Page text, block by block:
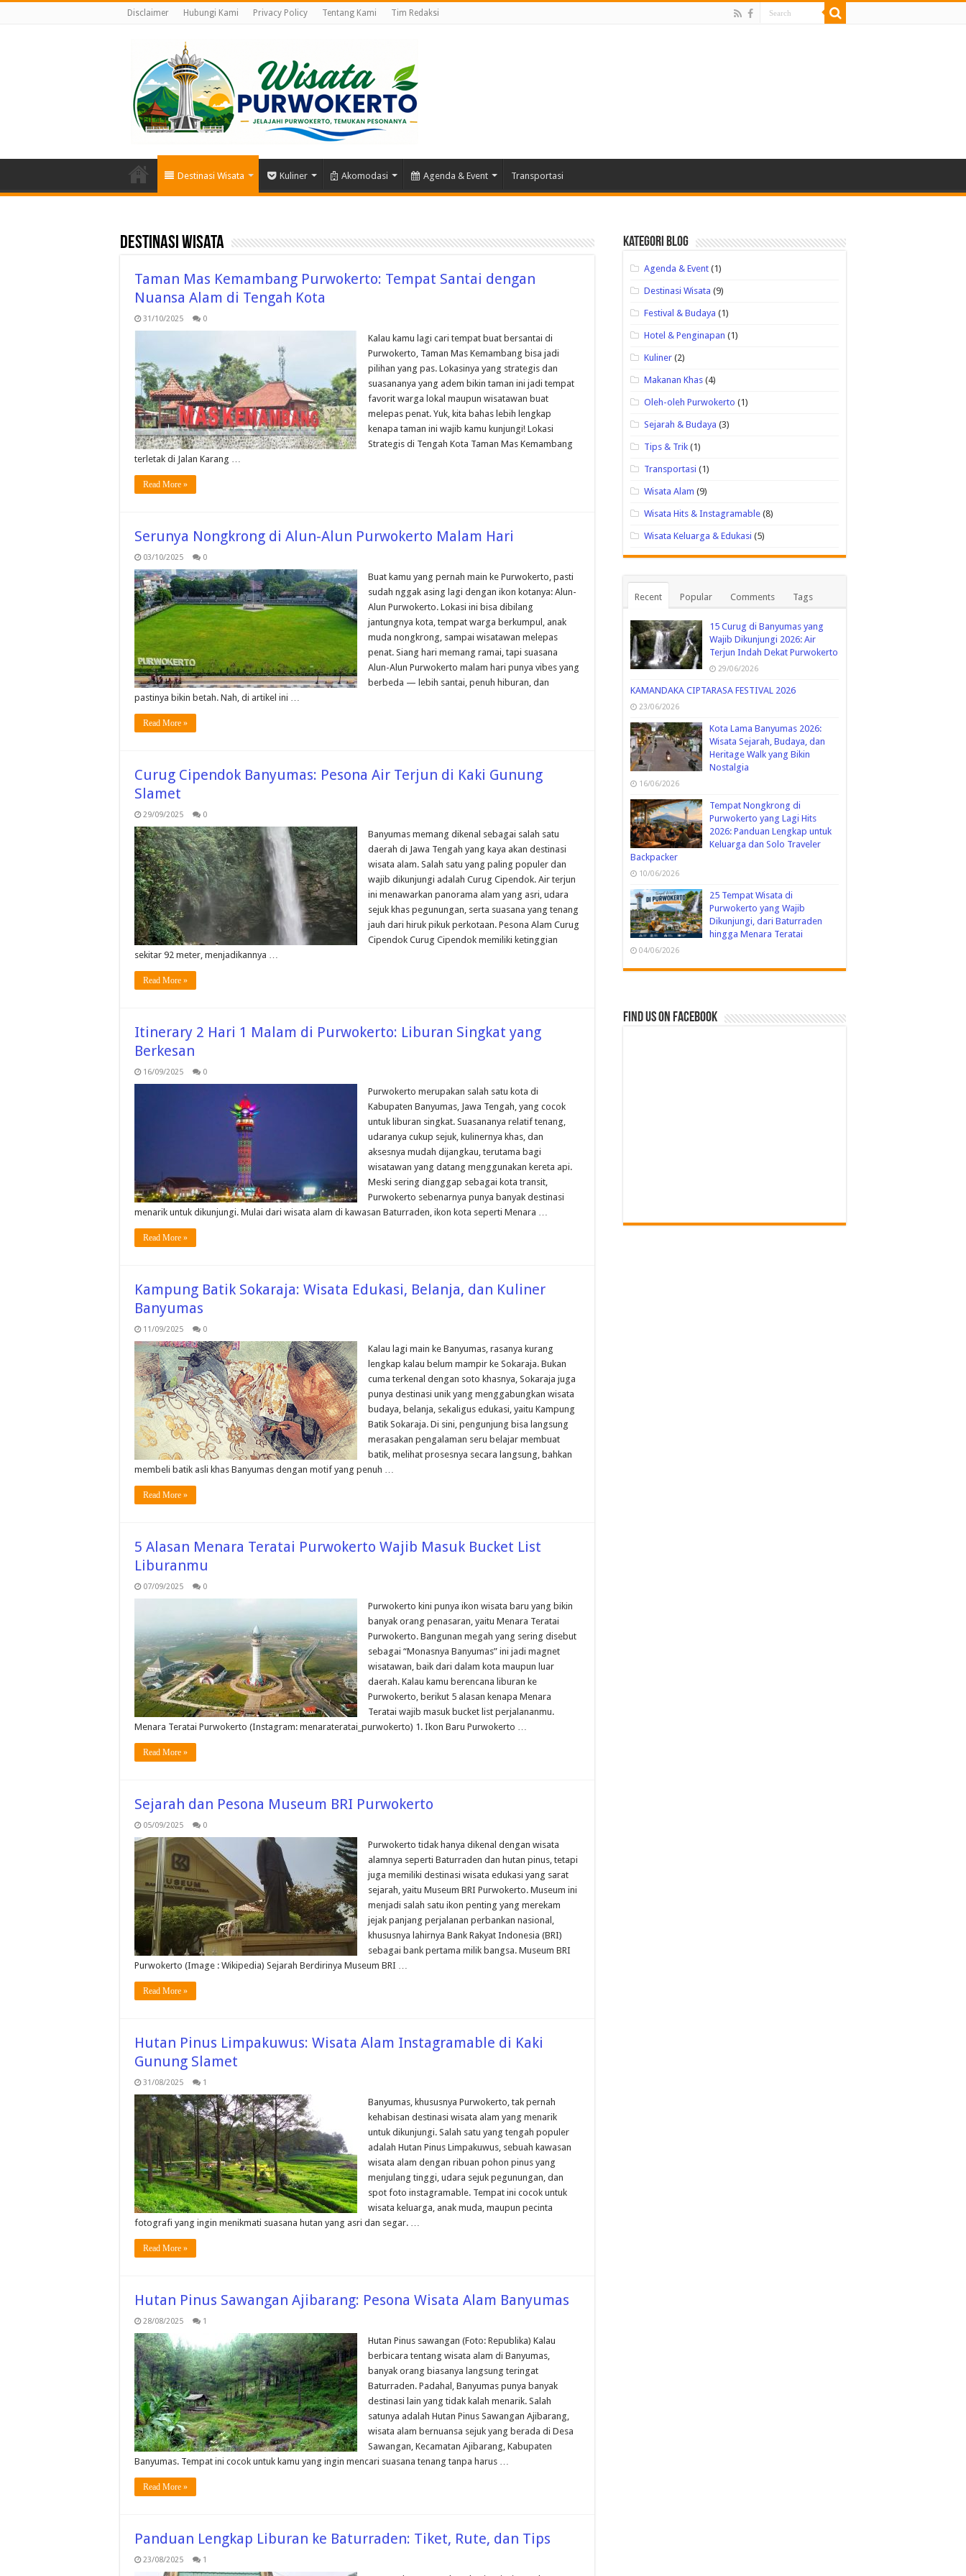
Disclaimer Hubungi Kami Privacy Policy Tentang Kami Tim Redaksi
Destinasi Wisata Kuliner Akomodasi Agenda & Event Transportasi
Destinasi Wisata
Taman Mas Kemambang Purwokerto: Tempat Santai dengan
Nuansa Alam di Tengah Kota
31/10/2025 0
Kalau kamu lagi cari tempat buat bersantai di
Purwokerto, Taman Mas Kemambang bisa jadi
pilihan yang pas. Lokasinya yang strategis dan
suasananya yang adem bikin taman ini jadi tempat
favorit warga lokal maupun wisatawan buat
melepas penat. Yuk, kita bahas lebih lengkap
kenapa taman ini wajib kamu kunjungi! Lokasi
Strategis di Tengah Kota Taman Mas Kemambang
terletak di Jalan Karang …
Read More »
Serunya Nongkrong di Alun-Alun Purwokerto Malam Hari
03/10/2025 0
Buat kamu yang pernah main ke Purwokerto, pasti
sudah nggak asing lagi dengan ikon kotanya: Alun-
Alun Purwokerto. Lokasi ini bisa dibilang
jantungnya kota, tempat warga berkumpul, anak
muda nongkrong, sampai wisatawan melepas
penat. Siang hari memang ramai, tapi suasana
Alun-Alun Purwokerto malam hari punya vibes yang
berbeda — lebih santai, penuh hiburan, dan
pastinya bikin betah. Nah, di artikel ini …
Read More »
Curug Cipendok Banyumas: Pesona Air Terjun di Kaki Gunung
Slamet
29/09/2025 0
Banyumas memang dikenal sebagai salah satu
daerah di Jawa Tengah yang kaya akan destinasi
wisata alam. Salah satu yang paling populer dan
wajib dikunjungi adalah Curug Cipendok. Air terjun
ini menawarkan panorama alam yang asri, udara
sejuk khas pegunungan, serta suasana yang tenang
jauh dari hiruk pikuk perkotaan. Pesona Alam Curug
Cipendok Curug Cipendok memiliki ketinggian
sekitar 92 meter, menjadikannya …
Read More »
Itinerary 2 Hari 1 Malam di Purwokerto: Liburan Singkat yang
Berkesan
16/09/2025 0
Purwokerto merupakan salah satu kota di
Kabupaten Banyumas, Jawa Tengah, yang cocok
untuk liburan singkat. Suasananya relatif tenang,
udaranya cukup sejuk, kulinernya khas, dan
aksesnya mudah dijangkau, terutama bagi
wisatawan yang datang menggunakan kereta api.
Meski sering dianggap sebagai kota transit,
Purwokerto sebenarnya punya banyak destinasi
menarik untuk dikunjungi. Mulai dari wisata alam di kawasan Baturraden, ikon kota seperti Menara …
Read More »
Kampung Batik Sokaraja: Wisata Edukasi, Belanja, dan Kuliner
Banyumas
11/09/2025 0
Kalau lagi main ke Banyumas, rasanya kurang
lengkap kalau belum mampir ke Sokaraja. Bukan
cuma terkenal dengan soto khasnya, Sokaraja juga
punya destinasi unik yang menggabungkan wisata
budaya, belanja, sekaligus edukasi, yaitu Kampung
Batik Sokaraja. Di sini, pengunjung bisa langsung
merasakan pengalaman seru belajar membuat
batik, melihat prosesnya secara langsung, bahkan
membeli batik asli khas Banyumas dengan motif yang penuh …
Read More »
5 Alasan Menara Teratai Purwokerto Wajib Masuk Bucket List
Liburanmu
07/09/2025 0
Purwokerto kini punya ikon wisata baru yang bikin
banyak orang penasaran, yaitu Menara Teratai
Purwokerto. Bangunan megah yang sering disebut
sebagai “Monasnya Banyumas” ini jadi magnet
wisatawan, baik dari dalam kota maupun luar
daerah. Kalau kamu berencana liburan ke
Purwokerto, berikut 5 alasan kenapa Menara
Teratai wajib masuk bucket list perjalananmu.
Menara Teratai Purwokerto (Instagram: menarateratai_purwokerto) 1. Ikon Baru Purwokerto …
Read More »
Sejarah dan Pesona Museum BRI Purwokerto
05/09/2025 0
Purwokerto tidak hanya dikenal dengan wisata
alamnya seperti Baturraden dan hutan pinus, tetapi
juga memiliki destinasi wisata edukasi yang sarat
sejarah, yaitu Museum BRI Purwokerto. Museum ini
menjadi salah satu ikon penting yang merekam
jejak panjang perjalanan perbankan nasional,
khususnya lahirnya Bank Rakyat Indonesia (BRI)
sebagai bank pertama milik bangsa. Museum BRI
Purwokerto (Image : Wikipedia) Sejarah Berdirinya Museum BRI …
Read More »
Hutan Pinus Limpakuwus: Wisata Alam Instagramable di Kaki
Gunung Slamet
31/08/2025 1
Banyumas, khususnya Purwokerto, tak pernah
kehabisan destinasi wisata alam yang menarik
untuk dikunjungi. Salah satu yang tengah populer
adalah Hutan Pinus Limpakuwus, sebuah kawasan
wisata alam dengan ribuan pohon pinus yang
menjulang tinggi, udara sejuk pegunungan, dan
spot foto instagramable. Tempat ini cocok untuk
wisata keluarga, anak muda, maupun pecinta
fotografi yang ingin menikmati suasana hutan yang asri dan segar. …
Read More »
Hutan Pinus Sawangan Ajibarang: Pesona Wisata Alam Banyumas
28/08/2025 1
Hutan Pinus sawangan (Foto: Republika) Kalau
berbicara tentang wisata alam di Banyumas,
banyak orang biasanya langsung teringat
Baturraden. Padahal, Banyumas punya banyak
destinasi lain yang tidak kalah menarik. Salah
satunya adalah Hutan Pinus Sawangan Ajibarang,
wisata alam bernuansa sejuk yang berada di Desa
Sawangan, Kecamatan Ajibarang, Kabupaten
Banyumas. Tempat ini cocok untuk kamu yang ingin mencari suasana tenang tanpa harus …
Read More »
Panduan Lengkap Liburan ke Baturraden: Tiket, Rute, dan Tips
23/08/2025 1
Kategori Blog
Agenda & Event(1)
Destinasi Wisata (9)
Festival & Budaya (1)
Hotel & Penginapan (1)
Kuliner(2)
Makanan Khas(4)
Oleh-oleh Purwokerto (1)
Sejarah & Budaya (3)
Tips & Trik(1)
Transportasi (1)
Wisata Alam (9)
Wisata Hits & Instagramable(8)
Wisata Keluarga & Edukasi (5)
Recent Popular Comments Tags
15 Curug di Banyumas yang
Wajib Dikunjungi 2026: Air
Terjun Indah Dekat Purwokerto
29/06/2026
KAMANDAKA CIPTARASA FESTIVAL 2026
23/06/2026
Kota Lama Banyumas 2026:
Wisata Sejarah, Budaya, dan
Heritage Walk yang Bikin
Nostalgia
16/06/2026
Tempat Nongkrong di
Purwokerto yang Lagi Hits
2026: Panduan Lengkap untuk
Keluarga dan Solo Traveler
Backpacker
10/06/2026
25 Tempat Wisata di
Purwokerto yang Wajib
Dikunjungi, dari Baturraden
hingga Menara Teratai
04/06/2026
Find us on Facebook